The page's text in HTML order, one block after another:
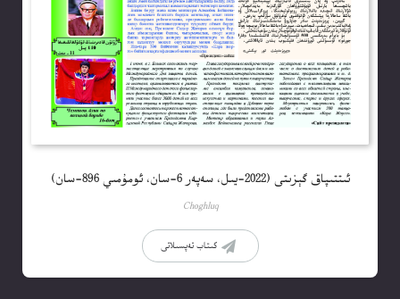
ئىتتىپاق گېزىتى (2022-يىل، سەپەر 6-سان، ئومۇمىي 896-سان)
Choghluq
كىتاب تەپسىلاتى